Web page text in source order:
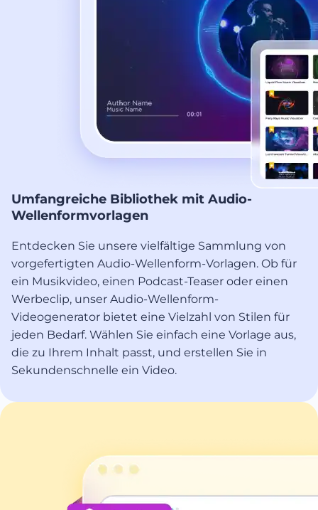
Umfangreiche Bibliothek mit Audio-
Wellenformvorlagen
Entdecken Sie unsere vielfältige Sammlung von
vorgefertigten Audio-Wellenform-Vorlagen. Ob für
ein Musikvideo, einen Podcast-Teaser oder einen
Werbeclip, unser Audio-Wellenform-
Videogenerator bietet eine Vielzahl von Stilen für
jeden Bedarf. Wählen Sie einfach eine Vorlage aus,
die zu Ihrem Inhalt passt, und erstellen Sie in
Sekundenschnelle ein Video.